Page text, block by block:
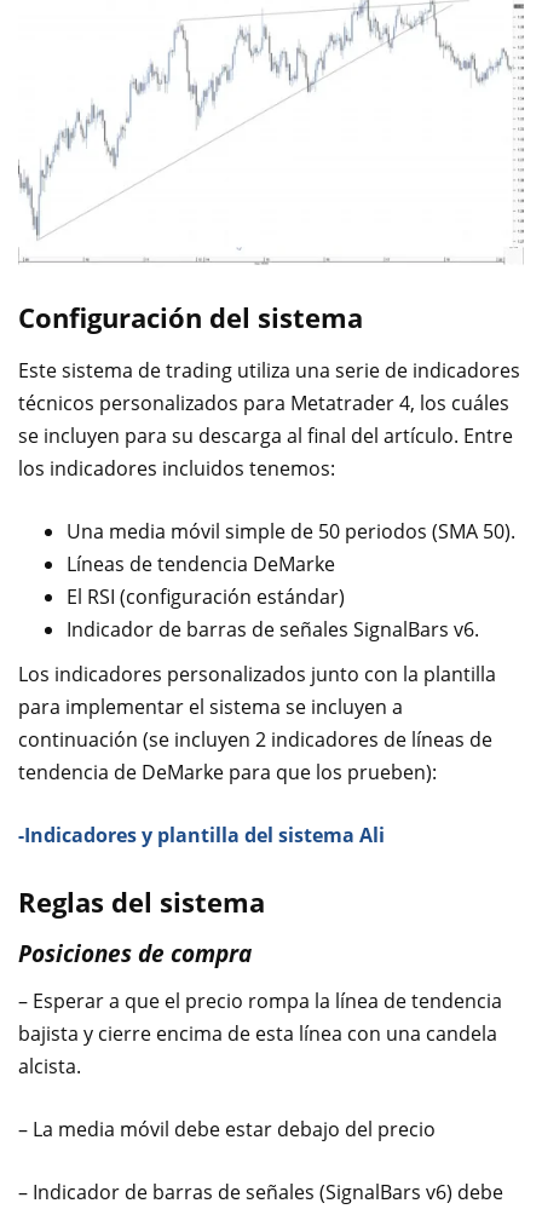
Configuración del sistema
Este sistema de trading utiliza una serie de indicadores
técnicos personalizados para Metatrader 4, los cuáles
se incluyen para su descarga al final del artículo. Entre
los indicadores incluidos tenemos:
Una media móvil simple de 50 periodos (SMA 50).
Líneas de tendencia DeMarke
El RSI (configuración estándar)
Indicador de barras de señales SignalBars v6.
Los indicadores personalizados junto con la plantilla
para implementar el sistema se incluyen a
continuación (se incluyen 2 indicadores de líneas de
tendencia de DeMarke para que los prueben):
-Indicadores y plantilla del sistema Ali
Reglas del sistema
Posiciones de compra
– Esperar a que el precio rompa la línea de tendencia
bajista y cierre encima de esta línea con una candela
alcista.
– La media móvil debe estar debajo del precio
– Indicador de barras de señales (SignalBars v6) debe